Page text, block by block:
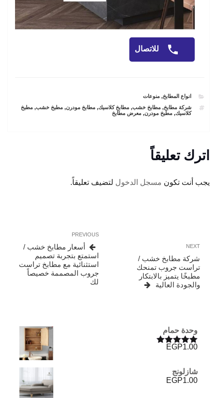
للاتصال
CATEGORIES
انواع المطابخ,منوعات
TAGS
شركة مطابخ,مطابخ خشب,مطابخ كلاسيك,مطابخ مودرن,مطبخ خشب,مطبخ
كلاسيك,مطبخ مودرن,معرض مطابخ
اترك تعليقاً
يجب أنت تكون مسجل الدخول لتضيف تعليقاً.
المقالات
Previous
Post
PREVIOUS
أسعار مطابخ خشب /
استمتع بتجربة تصميم
استثنائية مع مطابخ تراست
جروب المصممة خصيصاً
لك
Next
Post
NEXT
شركة مطابخ خشب /
تراست جروب تمنحك
مطبخًا يتميز بالابتكار
والجودة العالية
وحدة حمام
تم التقييم
EGP1.00
شازلونج
EGP1.00